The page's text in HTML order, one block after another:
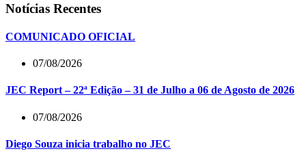
Notícias Recentes
COMUNICADO OFICIAL
07/08/2026
JEC Report – 22ª Edição – 31 de Julho a 06 de Agosto de 2026
07/08/2026
Diego Souza inicia trabalho no JEC